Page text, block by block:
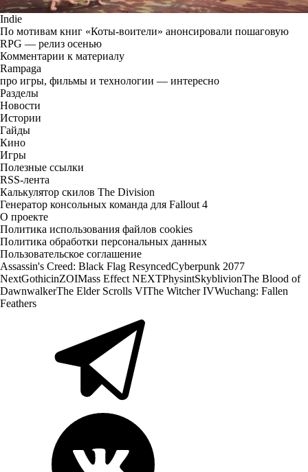
Indie
По мотивам книг «Коты-воители» анонсировали пошаговую
RPG — релиз осенью
Комментарии к материалу
Rampaga
про игры, фильмы и технологии — интересно
Разделы
Новости
Истории
Гайды
Кино
Игры
Полезные ссылки
RSS-лента
Калькулятор скилов The Division
Генератор консольных команда для Fallout 4
О проекте
Политика использования файлов cookies
Политика обработки персональных данных
Пользовательское соглашение
Assassin's Creed: Black Flag ResyncedCyberpunk 2077
NextGothicinZOIMass Effect NEXTPhysintSkyblivionThe Blood of
DawnwalkerThe Elder Scrolls VIThe Witcher IVWuchang: Fallen
Feathers